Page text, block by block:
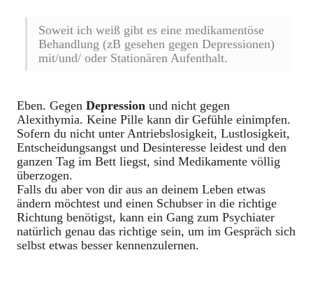
Soweit ich weiß gibt es eine medikamentöse
Behandlung (zB gesehen gegen Depressionen)
mit/und/ oder Stationären Aufenthalt.
Eben. Gegen Depression und nicht gegen
Alexithymia. Keine Pille kann dir Gefühle einimpfen.
Sofern du nicht unter Antriebslosigkeit, Lustlosigkeit,
Entscheidungsangst und Desinteresse leidest und den
ganzen Tag im Bett liegst, sind Medikamente völlig
überzogen.
Falls du aber von dir aus an deinem Leben etwas
ändern möchtest und einen Schubser in die richtige
Richtung benötigst, kann ein Gang zum Psychiater
natürlich genau das richtige sein, um im Gespräch sich
selbst etwas besser kennenzulernen.